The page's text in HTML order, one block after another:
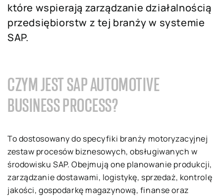
które wspierają zarządzanie działalnością
przedsiębiorstw z tej branży w systemie
SAP.
CZYM JEST SAP AUTOMOTIVE
BUSINESS PROCESS?
To dostosowany do specyfiki branży motoryzacyjnej
zestaw procesów biznesowych, obsługiwanych w
środowisku SAP. Obejmują one planowanie produkcji,
zarządzanie dostawami, logistykę, sprzedaż, kontrolę
jakości, gospodarkę magazynową, finanse oraz